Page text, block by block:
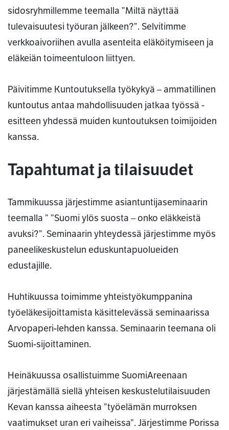
sidosryhmillemme teemalla ”Miltä näyttää
tulevaisuutesi työuran jälkeen?”. Selvitimme
verkkoaivoriihen avulla asenteita eläköitymiseen ja
eläkeiän toimeentuloon liittyen.
Päivitimme Kuntoutuksella työkykyä – ammatillinen
kuntoutus antaa mahdollisuuden jatkaa työssä -
esitteen yhdessä muiden kuntoutuksen toimijoiden
kanssa.
Tapahtumat ja tilaisuudet
Tammikuussa järjestimme asiantuntijaseminaarin
teemalla ” ”Suomi ylös suosta – onko eläkkeistä
avuksi?”. Seminaarin yhteydessä järjestimme myös
paneelikeskustelun eduskuntapuolueiden
edustajille.
Huhtikuussa toimimme yhteistyökumppanina
työeläkesijoittamista käsittelevässä seminaarissa
Arvopaperi-lehden kanssa. Seminaarin teemana oli
Suomi-sijoittaminen.
Heinäkuussa osallistuimme SuomiAreenaan
järjestämällä siellä yhteisen keskustelutilaisuuden
Kevan kanssa aiheesta ”työelämän murroksen
vaatimukset uran eri vaiheissa”. Järjestimme Porissa